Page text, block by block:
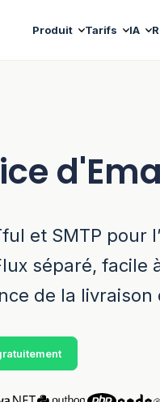
Produit Tarifs IA
et SMTP pour
séparé, facile
de la livraison